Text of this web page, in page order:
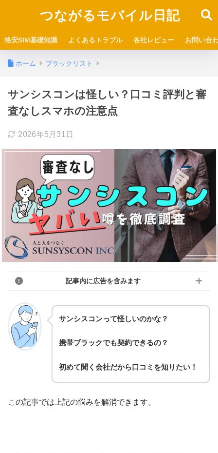
つながるモバイル日記
格安SIM基礎知識 よくあるトラブル 各社レビュー お問い合
ホーム ブラックリスト
サンシスコンは怪しい？口コミ評判と審
査なしスマホの注意点
2026年5月31日
記事内に広告を含みます
サンシスコンって怪しいのかな？
携帯ブラックでも契約できるの？
初めて聞く会社だから口コミを知りたい！
この記事では上記の悩みを解消できます。